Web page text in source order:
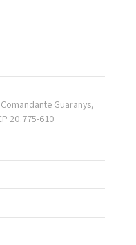
Guaranys,
20.775-610